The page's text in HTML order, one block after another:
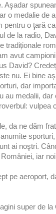
Aşadar
o medalie de
pentru o ţară
de la radio,
tradiționale
avut
David?
nu. Ei bine
dar
au medalii,
da ne dăm
ai noştri.
iar
pe aeroport,
super de